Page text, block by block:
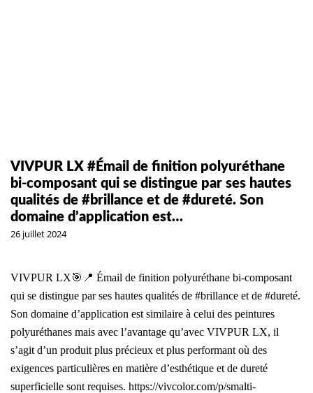
VIVPUR LX #Émail de finition polyuréthane
bi-composant qui se distingue par ses hautes
qualités de #brillance et de #dureté. Son
domaine d’application est…
26 juillet 2024
VIVPUR LX🎯📍 Émail de finition polyuréthane bi-composant
qui se distingue par ses hautes qualités de #brillance et de #dureté.
Son domaine d’application est similaire à celui des peintures
polyuréthanes mais avec l’avantage qu’avec VIVPUR LX, il
s’agit d’un produit plus précieux et plus performant où des
exigences particulières en matière d’esthétique et de dureté
superficielle sont requises. https://vivcolor.com/p/smalti-